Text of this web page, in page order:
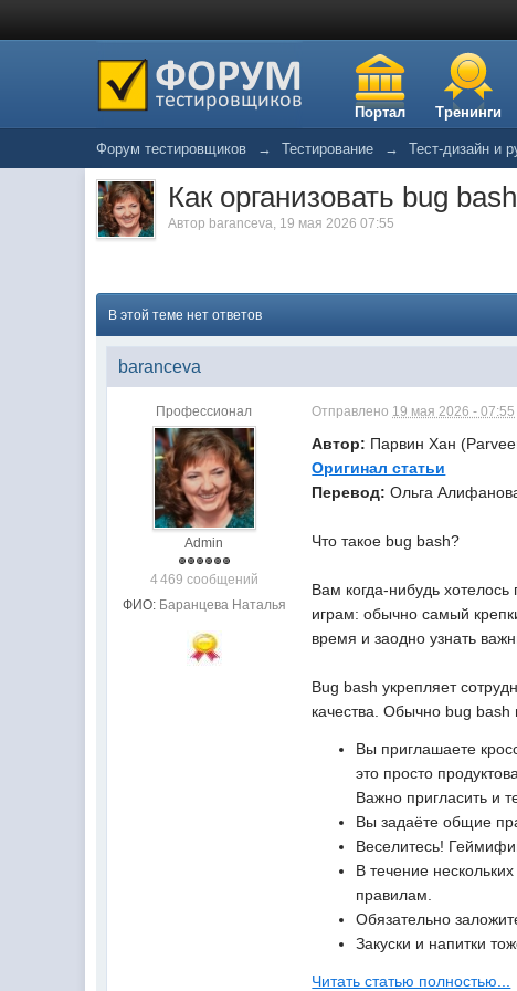
Портал Тренинги
Форум тестировщиков → Тестирование → Тест-дизайн и
Как организовать bug
Автор baranceva, 19 мая 2026 07:55
В этой теме нет ответов
baranceva
Профессионал
Admin
4 469 сообщений
ФИО: Баранцева Наталья
Отправлено 19 мая 2026 - 07:55
Автор: Парвин Хан
Оригинал статьи
Перевод:Ольга
Что такое bug bash?
Вам когда-нибудь хотелось
играм: обычно самый
время и заодно узнать
Bug bash укрепляет
качества. Обычно bug bash
Вы приглашаете
это просто
Важно пригласить и
Вы задаёте общие
Веселитесь!
В течение
правилам.
Обязательно
Закуски и напитки
Читать статью полностью...